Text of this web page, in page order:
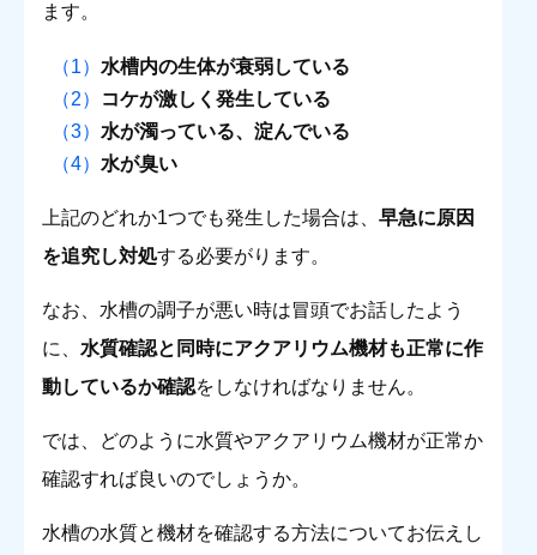
ます。
水槽内の生体が衰弱している
コケが激しく発生している
水が濁っている、淀んでいる
水が臭い
上記のどれか1つでも発生した場合は、 早急に原因
を追究し対処する必要がります。
なお、水槽の調子が悪い時は冒頭でお話したよう
に、 水質確認と同時にアクアリウム機材も正常に作
動しているか確認をしなければなりません。
では、どのように水質やアクアリウム機材が正常か
確認すれば良いのでしょうか。
水槽の水質と機材を確認する方法についてお伝えし